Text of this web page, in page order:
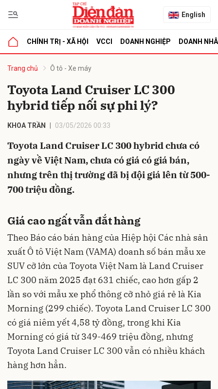
English
CHÍNH TRỊ - XÃ HỘI VCCI DOANH NGHIỆP DOANH
Trang chủ Ô tô - Xe máy
Toyota Land Cruiser LC 300
hybrid tiếp nối sự phi lý?
KHOA TRẦN 03/05/2026 00:33
Toyota Land Cruiser LC 300 hybrid chưa có
ngày về Việt Nam, chưa có giá có giá bán,
nhưng trên thị trường đã bị đội giá lên từ 500-
700 triệu đồng.
Giá cao ngất vẫn đắt hàng
Theo Báo cáo bán hàng của Hiệp hội Các nhà sản
xuất Ô tô Việt Nam (VAMA) doanh số bán mẫu xe
SUV cỡ lớn của Toyota Việt Nam là Land Cruiser
LC 300 năm 2025 đạt 631 chiếc, cao hơn gấp 2
lần so với mẫu xe phổ thông cỡ nhỏ giá rẻ là Kia
Morning (299 chiếc). Toyota Land Cruiser LC 300
có giá niêm yết 4,58 tỷ đồng, trong khi Kia
Morning có giá từ 349-469 triệu đồng, nhưng
Toyota Land Cruiser LC 300 vẫn có nhiều khách
hàng hơn hẳn.
luận
Hủy